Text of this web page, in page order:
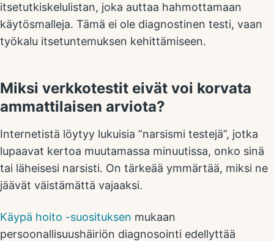
itsetutkiskelulistan, joka auttaa hahmottamaan
käytösmalleja. Tämä ei ole diagnostinen testi, vaan
työkalu itsetuntemuksen kehittämiseen.
Miksi verkkotestit eivät voi korvata
ammattilaisen arviota?
Internetistä löytyy lukuisia ”narsismi testejä”, jotka
lupaavat kertoa muutamassa minuutissa, onko sinä
tai läheisesi narsisti. On tärkeää ymmärtää, miksi ne
jäävät väistämättä vajaaksi.
Käypä hoito -suosituksen mukaan
persoonallisuushäiriön diagnosointi edellyttää